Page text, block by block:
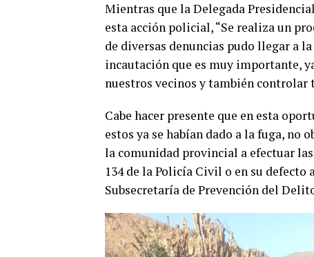
Mientras que la Delegada
esta acción policial, “Se realiza un
de diversas denuncias pudo llegar a
incautación que es muy importante,
nuestros vecinos y también controlar
Cabe hacer presente que en esta
estos ya se habían dado a la fuga, no
la comunidad provincial a efectuar
134 de la Policía Civil o en su defecto
Subsecretaría de Prevención del